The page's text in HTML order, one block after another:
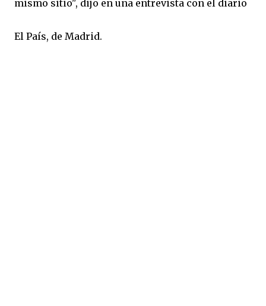
mismo sitio", dijo en una entrevista con el diario
El País, de Madrid.